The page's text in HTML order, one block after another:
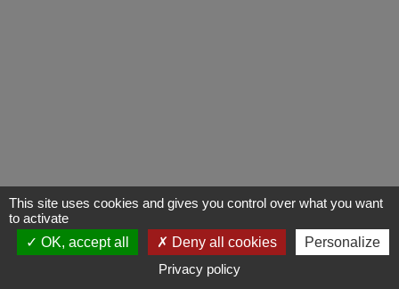
This site uses cookies and gives you control over what you want
to activate
OK, accept all
Deny all cookies
Personalize
Privacy policy